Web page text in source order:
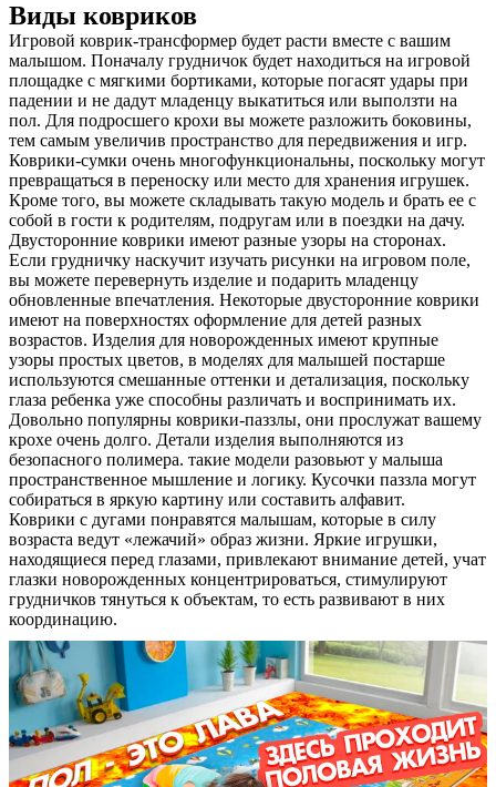
О нас
Услуги
Акции
Отзывы
Статьи
Контакты
Виды ковриков
Игровой коврик-трансформер будет расти вместе с вашим
малышом. Поначалу грудничок будет находиться на игровой
площадке с мягкими бортиками, которые погасят удары при
падении и не дадут младенцу выкатиться или выползти на
пол. Для подросшего крохи вы можете разложить боковины,
тем самым увеличив пространство для передвижения и игр.
Коврики-сумки очень многофункциональны, поскольку могут
превращаться в переноску или место для хранения игрушек.
Кроме того, вы можете складывать такую модель и брать ее с
собой в гости к родителям, подругам или в поездки на дачу.
Двусторонние коврики имеют разные узоры на сторонах.
Если грудничку наскучит изучать рисунки на игровом поле,
вы можете перевернуть изделие и подарить младенцу
обновленные впечатления. Некоторые двусторонние коврики
имеют на поверхностях оформление для детей разных
возрастов. Изделия для новорожденных имеют крупные
узоры простых цветов, в моделях для малышей постарше
используются смешанные оттенки и детализация, поскольку
глаза ребенка уже способны различать и воспринимать их.
Довольно популярны коврики-паззлы, они прослужат вашему
крохе очень долго. Детали изделия выполняются из
безопасного полимера. такие модели разовьют у малыша
пространственное мышление и логику. Кусочки паззла могут
собираться в яркую картину или составить алфавит.
Коврики с дугами понравятся малышам, которые в силу
возраста ведут «лежачий» образ жизни. Яркие игрушки,
находящиеся перед глазами, привлекают внимание детей, учат
глазки новорожденных концентрироваться, стимулируют
грудничков тянуться к объектам, то есть развивают в них
координацию.